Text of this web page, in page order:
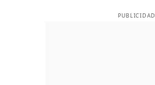
PUBLICIDAD